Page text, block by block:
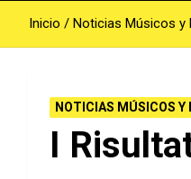
Inicio Noticias Músicos y
NOTICIAS MÚSICOS Y
I